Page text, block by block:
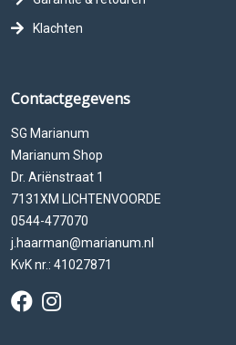
Klachten
Contactgegevens
SG Marianum
Marianum Shop
Dr. Ariënstraat 1
7131XM LICHTENVOORDE
0544-477070
j.haarman@marianum.nl
KvK nr.: 41027871